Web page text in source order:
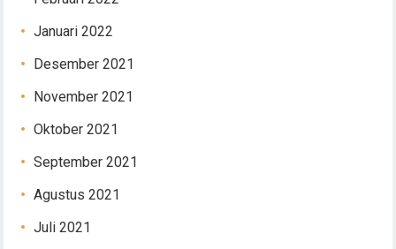
Januari 2022
Desember 2021
November 2021
Oktober 2021
September 2021
Agustus 2021
Juli 2021